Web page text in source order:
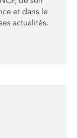
et dans le
actualités.